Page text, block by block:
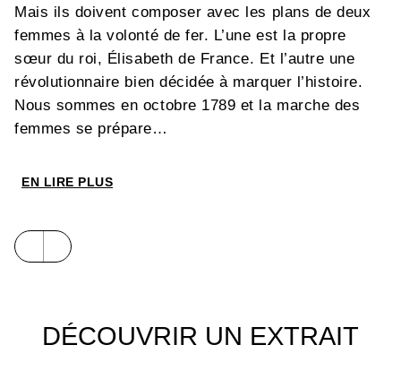
Mais ils doivent composer avec les plans de deux
femmes à la volonté de fer. L’une est la propre
sœur du roi, Élisabeth de France. Et l’autre une
révolutionnaire bien décidée à marquer l’histoire.
Nous sommes en octobre 1789 et la marche des
femmes se prépare…
EN LIRE PLUS
DÉCOUVRIR UN EXTRAIT